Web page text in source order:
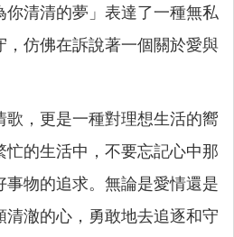
你清清的夢」表達了一種無私
，仿佛在訴說著一個關於愛與
歌，更是一種對理想生活的嚮
忙的生活中，不要忘記心中那
事物的追求。無論是愛情還是
清澈的心，勇敢地去追逐和守